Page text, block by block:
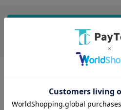
※配送時の時間指定は出来ませんの
外形寸法 幅 930 × 奥行き 249 × 高
140kg (※取付ディスプレイ：140kg
品 ディスプレイ取付ネジセット、化